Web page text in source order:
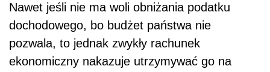
Nawet jeśli nie ma woli obniżania podatku
dochodowego, bo budżet państwa nie
pozwala, to jednak zwykły rachunek
ekonomiczny nakazuje utrzymywać go na